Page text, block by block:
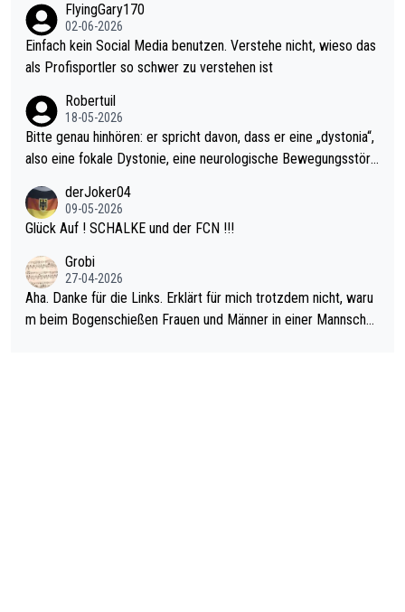
el hat.
s Leben in den Griff kriegen. Nur eins wundert mich: Luke Little
r war doch neulich erst derjenige, der über Social Media GvV p
rovoziert hat. Und Littlers Mutter schießt öfters mal gegen Ric
FlyingGary170
02-06-2026
Einfach kein Social Media benutzen. Verstehe nicht, wieso das
als Profisportler so schwer zu verstehen ist
Robertuil
18-05-2026
Bitte genau hinhören: er spricht davon, dass er eine „dystonia“,
also eine fokale Dystonie, eine neurologische Bewegungsstöru
erden, im Arm hat. Und, dass Medikamente ihm helfen! Ich glau
be immer noch, dass sehr viele der Dartits-Fälle fälschlich psy
diese könnten teils wirksam behandelt werden! Dafür müsste
man nur zum Neurologen und nicht zum Mentaltrainer gehen…
derJoker04
09-05-2026
Glück Auf ! SCHALKE und der FCN !!!
Grobi
27-04-2026
Aha. Danke für die Links. Erklärt für mich trotzdem nicht, waru
m beim Bogenschießen Frauen und Männer in einer Mannschaf